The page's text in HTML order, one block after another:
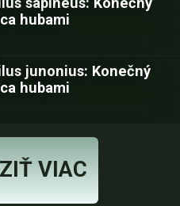
hubami
junonius: Konečný
hubami
VIAC